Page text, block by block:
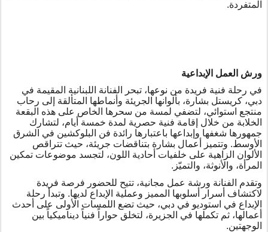
المتفردة.
ورش العمل الإبداعية
في رحلة فنية فريدة من نوعها، تبحر الفنانة اللبنانية المقيمة في
دبي، كريستل بشارة، بألوانها الجريئة وأنماطها المتألقة إلى رحاب
منتجع استوائي، لتضفي لمسة من سحرها الخاص على هذه البقعة
الخلابة من خلال إقامة فنية حصرية لمدة خمسة أيام، لتشارك
جمهورها شغفها وإبداعها باعتبارها رائدة فن البلوكشين في الشرق
الأوسط. وتتميز أعمال بشارة بتناقضات جريئة، حيث تتراقص
الألوان الزاهية على خلفيات أحادية اللون، لتجسد موضوعات تمكين
المرأة، والأنوثة، والتميّز.
وتقدم الفنانة ورشة عمل مجانية، تتيح للحضور فرصة فريدة
لاكتشاف أسرار أسلوبها المميز وعملية الإبداع لديها. وتبدأ رحلة
الإبداع في استوديو في دبي، حيث تضع اللمسات الأولى على أحدث
أعمالها، ثم تكملها في الجزيرة، لتخلق حواراً فنياً ديناميكياً بين
الوجهتين.